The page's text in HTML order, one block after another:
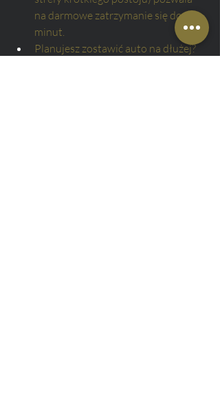
na darmowe zatrzymanie się do 10
minut.
Planujesz zostawić auto na dłużej?